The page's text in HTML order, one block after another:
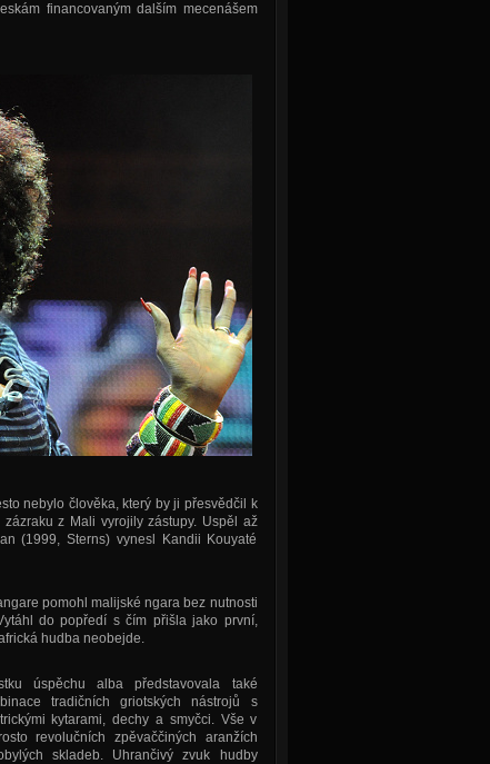
financovaným dalším mecenášem
nebylo člověka, který by ji přesvědčil k
z Mali vyrojily zástupy. Uspěl až
(1999, Sterns) vynesl Kandii Kouyaté
pomohl malijské ngara bez nutnosti
do popředí s čím přišla jako první,
hudba neobejde.
úspěchu alba představovala také
tradičních griotských nástrojů s
kytarami, dechy a smyčci. Vše v
revolučních zpěvaččiných aranžích
skladeb. Uhrančivý zvuk hudby